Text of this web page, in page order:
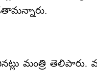
మంత్రి తెలిపారు.